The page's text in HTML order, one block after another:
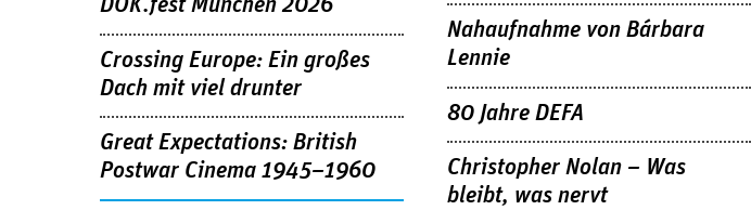
DOK.fest München 2026
Crossing Europe: Ein großes
Dach mit viel drunter
Great Expectations: British
Postwar Cinema 1945–1960
Nahaufnahme von Bárbara
Lennie
80 Jahre DEFA
Christopher Nolan – Was
bleibt, was nervt